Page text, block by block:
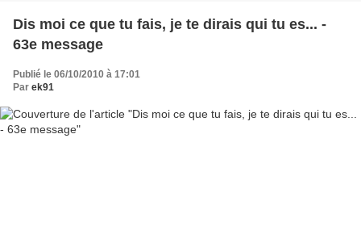
Dis moi ce que tu fais, je te dirais qui tu es... -
63e message
Publié le 06/10/2010 à 17:01
Par ek91